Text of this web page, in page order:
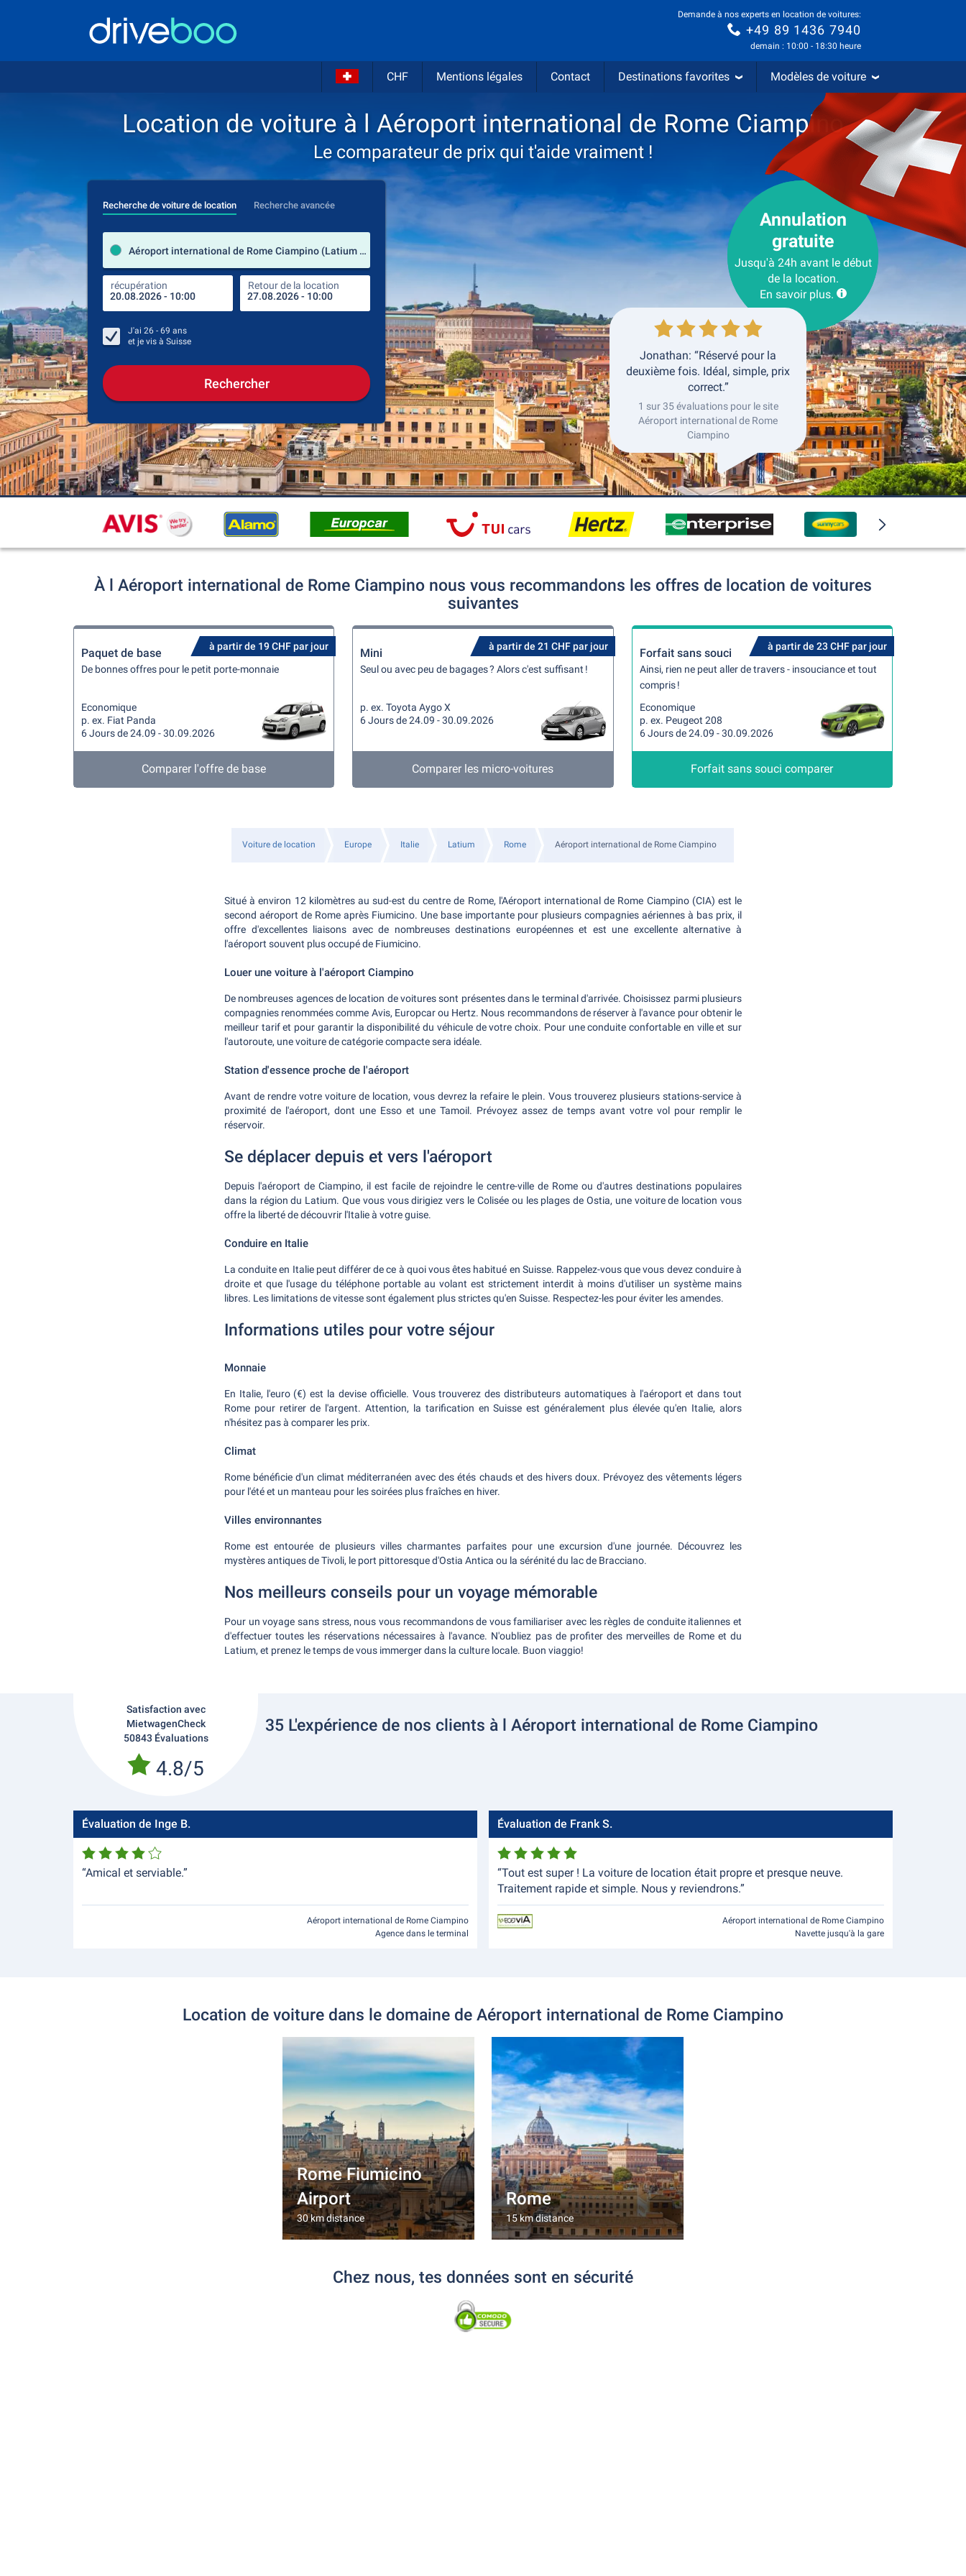
Demande à nos experts en location de voitures:
+49 89 1436 7940
demain : 10:00 - 18:30 heure
CHF Mentions légales Contact Destinations favorites Modèles de voiture
Location de voiture à l Aéroport international de Rome Ciampino
Le comparateur de prix qui t'aide vraiment !
Recherche de voiture de location Recherche avancée
Aéroport international de Rome Ciampino (Latium / Italie)
récupération Retour de la location
prendre
récupération Retour de la location
J'ai 26 - 69 ans
et je vis à Suisse
Rechercher
Annulation
gratuite
Jusqu'à 24h avant le début
de la location.
En savoir plus.
Jonathan: “Réservé pour la
deuxième fois. Idéal, simple, prix
correct.”
1 sur 35 évaluations pour le site
Aéroport international de Rome
Ciampino
À l Aéroport international de Rome Ciampino nous vous recommandons les offres de location de voitures
suivantes
à partir de 19 CHF par jour
Paquet de base
De bonnes offres pour le petit porte-monnaie
Economique
p. ex. Fiat Panda
6 Jours de 24.09 - 30.09.2026
Comparer l'offre de base
à partir de 21 CHF par jour
Mini
Seul ou avec peu de bagages ? Alors c'est suffisant !
p. ex. Toyota Aygo X
6 Jours de 24.09 - 30.09.2026
Comparer les micro-voitures
à partir de 23 CHF par jour
Forfait sans souci
Ainsi, rien ne peut aller de travers - insouciance et tout
compris !
Economique
p. ex. Peugeot 208
6 Jours de 24.09 - 30.09.2026
Forfait sans souci comparer
Voiture de location Europe Italie Latium Rome Aéroport international de Rome Ciampino
Situé à environ 12 kilomètres au sud-est du centre de Rome, l'Aéroport international de Rome Ciampino (CIA) est le
second aéroport de Rome après Fiumicino. Une base importante pour plusieurs compagnies aériennes à bas prix, il
offre d'excellentes liaisons avec de nombreuses destinations européennes et est une excellente alternative à
l'aéroport souvent plus occupé de Fiumicino.
Louer une voiture à l'aéroport Ciampino
De nombreuses agences de location de voitures sont présentes dans le terminal d'arrivée. Choisissez parmi plusieurs
compagnies renommées comme Avis, Europcar ou Hertz. Nous recommandons de réserver à l'avance pour obtenir le
meilleur tarif et pour garantir la disponibilité du véhicule de votre choix. Pour une conduite confortable en ville et sur
l'autoroute, une voiture de catégorie compacte sera idéale.
Station d'essence proche de l'aéroport
Avant de rendre votre voiture de location, vous devrez la refaire le plein. Vous trouverez plusieurs stations-service à
proximité de l'aéroport, dont une Esso et une Tamoil. Prévoyez assez de temps avant votre vol pour remplir le
réservoir.
Se déplacer depuis et vers l'aéroport
Depuis l'aéroport de Ciampino, il est facile de rejoindre le centre-ville de Rome ou d'autres destinations populaires
dans la région du Latium. Que vous vous dirigiez vers le Colisée ou les plages de Ostia, une voiture de location vous
offre la liberté de découvrir l'Italie à votre guise.
Conduire en Italie
La conduite en Italie peut différer de ce à quoi vous êtes habitué en Suisse. Rappelez-vous que vous devez conduire à
droite et que l'usage du téléphone portable au volant est strictement interdit à moins d'utiliser un système mains
libres. Les limitations de vitesse sont également plus strictes qu'en Suisse. Respectez-les pour éviter les amendes.
Informations utiles pour votre séjour
Monnaie
En Italie, l'euro (€) est la devise officielle. Vous trouverez des distributeurs automatiques à l'aéroport et dans tout
Rome pour retirer de l'argent. Attention, la tarification en Suisse est généralement plus élevée qu'en Italie, alors
n'hésitez pas à comparer les prix.
Climat
Rome bénéficie d'un climat méditerranéen avec des étés chauds et des hivers doux. Prévoyez des vêtements légers
pour l'été et un manteau pour les soirées plus fraîches en hiver.
Villes environnantes
Rome est entourée de plusieurs villes charmantes parfaites pour une excursion d'une journée. Découvrez les
mystères antiques de Tivoli, le port pittoresque d'Ostia Antica ou la sérénité du lac de Bracciano.
Nos meilleurs conseils pour un voyage mémorable
Pour un voyage sans stress, nous vous recommandons de vous familiariser avec les règles de conduite italiennes et
d'effectuer toutes les réservations nécessaires à l'avance. N'oubliez pas de profiter des merveilles de Rome et du
Latium, et prenez le temps de vous immerger dans la culture locale. Buon viaggio!
Satisfaction avec
MietwagenCheck
50843 Évaluations
4.8/5
35 L'expérience de nos clients à l Aéroport international de Rome Ciampino
Évaluation de Inge B.
“Amical et serviable.”
Aéroport international de Rome Ciampino
Agence dans le terminal
Évaluation de Frank S.
“Tout est super ! La voiture de location était propre et presque neuve.
Traitement rapide et simple. Nous y reviendrons.”
Aéroport international de Rome Ciampino
Navette jusqu'à la gare
Location de voiture dans le domaine de Aéroport international de Rome Ciampino
Rome Fiumicino
Airport
30 km distance
Rome
15 km distance
Chez nous, tes données sont en sécurité